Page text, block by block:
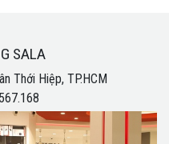
SALA
Thới Hiệp, TP.HCM